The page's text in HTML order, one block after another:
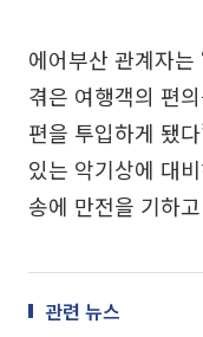
에어부산 관계자
겪은 여행객의 편
편을 투입하게 됐
있는 악기상에 대
송에 만전을 기하
관련 뉴스